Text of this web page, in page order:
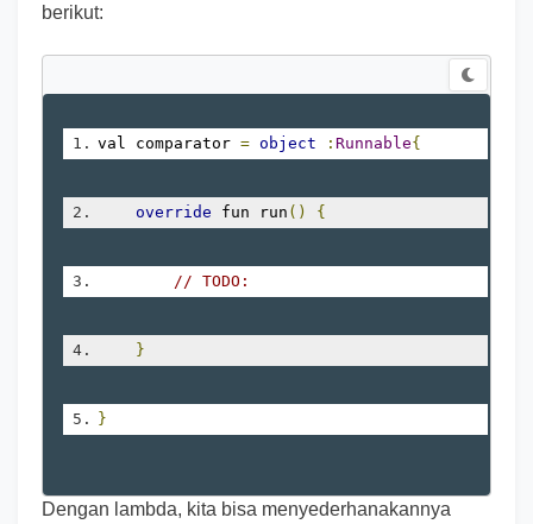
berikut:
val comparator = object : Runnable{
override fun run () {
// TODO:
}
}
Dengan lambda, kita bisa menyederhanakannya